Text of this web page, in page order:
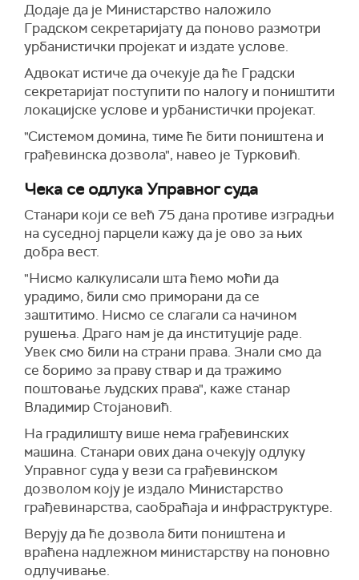
Додаје да је Министарство наложило
Градском секретаријату да поново размотри
урбанистички пројекат и издате услове.
Адвокат истиче да очекује да ће Градски
секретаријат поступити по налогу и поништити
локацијске услове и урбанистички пројекат.
"Системом домина, тиме ће бити поништена и
грађевинска дозвола", навео је Турковић.
Чека се одлука Управног суда
Станари који се већ 75 дана противе изградњи
на суседној парцели кажу да је ово за њих
добра вест.
"Нисмо калкулисали шта ћемо моћи да
урадимо, били смо приморани да се
заштитимо. Нисмо се слагали са начином
рушења. Драго нам је да институције раде.
Увек смо били на страни права. Знали смо да
се боримо за праву ствар и да тражимо
поштовање људских права", каже станар
Владимир Стојановић.
На градилишту више нема грађевинских
машина. Станари ових дана очекују одлуку
Управног суда у вези са грађевинском
дозволом коју је издало Министарство
грађевинарства, саобраћаја и инфраструктуре.
Верују да ће дозвола бити поништена и
враћена надлежном министарству на поновно
одлучивање.